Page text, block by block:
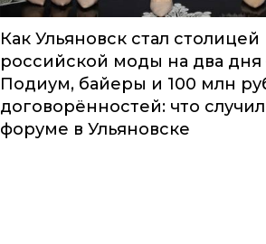
Как Ульяновск стал столицей
российской моды на два
Подиум, байеры и 100 млн
договорённостей: что
форуме в Ульяновске